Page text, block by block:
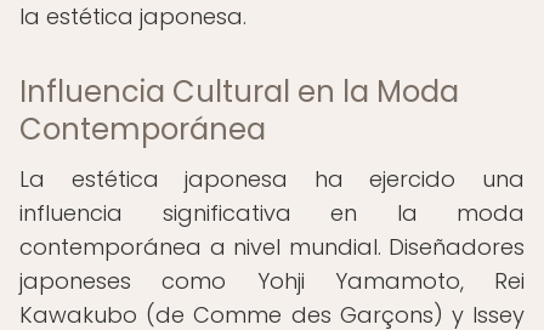
la estética japonesa.
Influencia Cultural en la Moda
Contemporánea
La estética japonesa ha ejercido una
influencia significativa en la moda
contemporánea a nivel mundial. Diseñadores
japoneses como Yohji Yamamoto, Rei
Kawakubo (de Comme des Garçons) y Issey